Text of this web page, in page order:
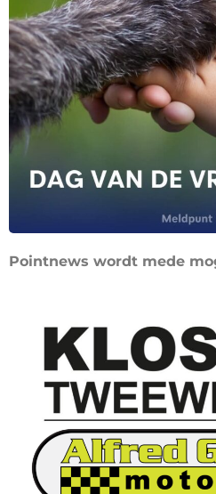
Pointnews wordt mede